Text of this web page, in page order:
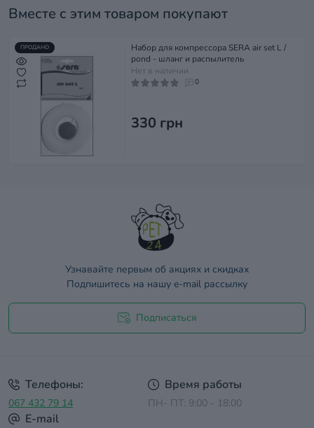
Вместе с этим товаром покупают
ПРОДАНО
Набор для компрессора SERA air set L /
pond - шланг и распылитель
Нет в наличии
0
330 грн
Узнавайте первым об акциях и скидках
Подпишитесь на нашу e-mail рассылку
Подписаться
Телефоны:
067 432 79 14
Время работы
ПН- ПТ: 9:00 - 18:00
E-mail